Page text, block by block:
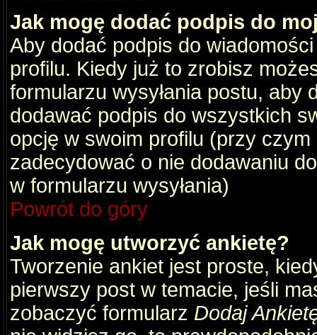
Jak mogę dodać podpis do
Aby dodać podpis do
profilu. Kiedy już to zrobisz
formularzu wysyłania postu,
dodawać podpis do wszystkich
opcję w swoim profilu (przy
zadecydować o nie dodawaniu
w formularzu wysyłania)
Powrót do góry
Jak mogę utworzyć ankietę?
Tworzenie ankiet jest proste,
pierwszy post w temacie, jeśli
zobaczyć formularz Dodaj